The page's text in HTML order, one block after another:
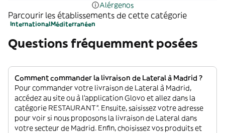
Alérgenos
Parcourir les établissements de cette catégorie
InternationalMéditerranéen
Questions fréquemment posées
Comment commander la livraison de Lateral à Madrid ?
Pour commander votre livraison de Lateral à Madrid,
accédez au site ou à l'application Glovo et allez dans la
catégorie RESTAURANT”. Ensuite, saisissez votre adresse
pour voir si nous proposons la livraison de Lateral dans
votre secteur de Madrid. Enfin, choisissez vos produits et